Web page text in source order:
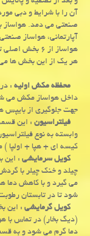
آن را با شرایط و دبی
صنعتی می دمد. هواساز
آپارتمانی، هواساز
هواساز از ۶
هر یک از این بخش ها می
محفظه مکش اولیه: در
داخل هواساز مکش می
جهت جلوگیری از بایپس
فیلتراسیون: این قسمت
وابسته به نوع
کیسه ای + هپا + اولپا )
کویل سرمایشی: این
چیلد و خنک چیلر با
می گیرد و با کاهش دما
شود تا در تابستان
کویل گرمایشی: این
(دیگ بخار) در تماس با
دما گرم می شود و به